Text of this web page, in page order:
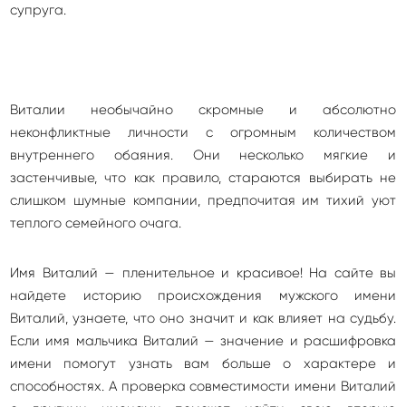
супруга.
Виталии необычайно скромные и абсолютно
неконфликтные личности с огромным количеством
внутреннего обаяния. Они несколько мягкие и
застенчивые, что как правило, стараются выбирать не
слишком шумные компании, предпочитая им тихий уют
теплого семейного очага.
Имя Виталий — пленительное и красивое! На сайте вы
найдете историю происхождения мужского имени
Виталий, узнаете, что оно значит и как влияет на судьбу.
Если имя мальчика Виталий — значение и расшифровка
имени помогут узнать вам больше о характере и
способностях. А проверка совместимости имени Виталий